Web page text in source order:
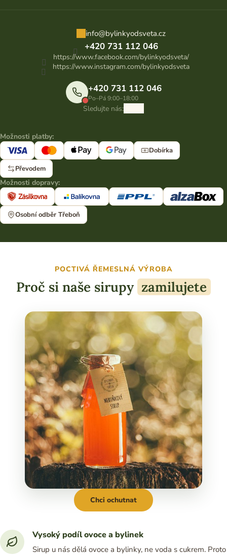
info@bylinkyodsveta.cz
+420 731 112 046
https://www.facebook.com/bylinkyodsveta/
https://www.instagram.com/bylinkyodsveta
+420 731 112 046
Po–Pá 9:00–18:00
Sledujte nás:
Možnosti platby:
Dobírka
Převodem
Možnosti dopravy:
Osobní odběr Třeboň
POCTIVÁ ŘEMESLNÁ VÝROBA
Proč si naše sirupy zamilujete
Vysoký podíl ovoce a bylinek
Sirup u nás dělá ovoce a bylinky, ne voda s cukrem. Proto
Chci ochutnat